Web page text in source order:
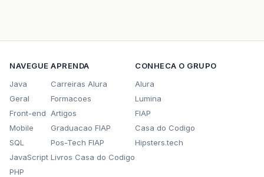
NAVEGUE
Java
Geral
Front-end
Mobile
SQL
JavaScript
PHP
APRENDA
Carreiras Alura
Formacoes
Artigos
Graduacao FIAP
Pos-Tech FIAP
Livros Casa do Codigo
CONHECA O GRUPO
Alura
Lumina
FIAP
Casa do Codigo
Hipsters.tech